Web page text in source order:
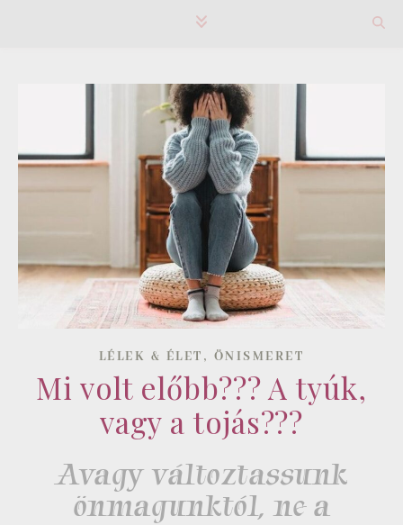
LÉLEK & ÉLET , ÖNISMERET
Mi volt előbb??? A tyúk,
vagy a tojás???
Avagy változtassunk
önmagunktól, ne a